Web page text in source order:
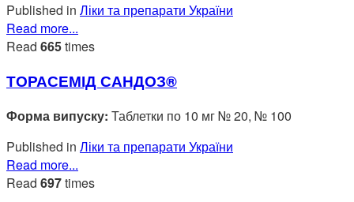
Published in Ліки та препарати України
Read more...
Read 665times
ТОРАСЕМІД САНДОЗ®
Форма випуску: Таблетки по 10 мг № 20, № 100
Published in Ліки та препарати України
Read more...
Read 697times